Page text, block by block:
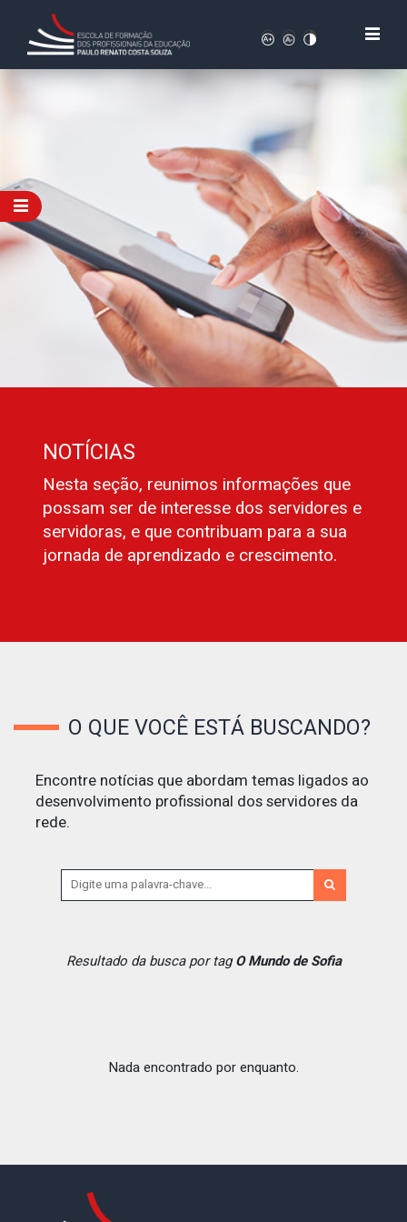
NOTÍCIAS
Nesta seção, reunimos informações que
possam ser de interesse dos servidores e
servidoras, e que contribuam para a sua
jornada de aprendizado e crescimento.
O QUE VOCÊ ESTÁ BUSCANDO?
Encontre notícias que abordam temas ligados ao
desenvolvimento profissional dos servidores da
rede.
Resultado da busca por tagO Mundo de Sofia
Nada encontrado por enquanto.